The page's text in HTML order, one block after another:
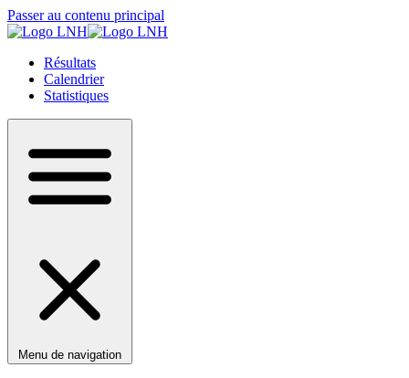
Passer au contenu principal
Résultats
Calendrier
Statistiques
Menu de navigation